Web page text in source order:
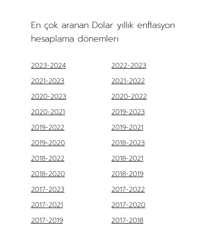
En çok aranan Dolar yıllık enflasyon
hesaplama dönemleri
2023-2024
2022-2023
2021-2023
2021-2022
2020-2023
2020-2022
2020-2021
2019-2023
2019-2022
2019-2021
2019-2020
2018-2023
2018-2022
2018-2021
2018-2020
2018-2019
2017-2023
2017-2022
2017-2021
2017-2020
2017-2019
2017-2018